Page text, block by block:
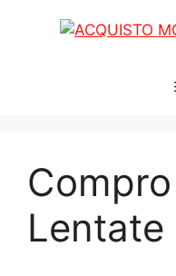
Lentate